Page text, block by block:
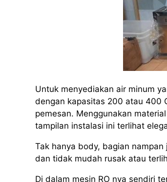
Untuk menyediakan air minum
dengan kapasitas 200 atau 400
pemesan. Menggunakan
tampilan instalasi ini terlihat
Tak hanya body, bagian
dan tidak mudah rusak atau
Di dalam mesin RO nya sendiri